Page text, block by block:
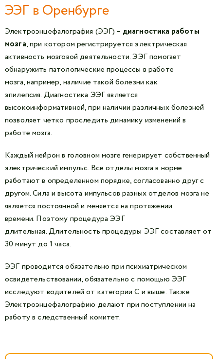
ЭЭГ в Оренбурге
Электроэнцефалография (ЭЭГ) – диагностика работы
мозга, при котором регистрируется электрическая
активность мозговой деятельности. ЭЭГ помогает
обнаружить патологические процессы в работе
мозга, например, наличие такой болезни как
эпилепсия. Диагностика ЭЭГ является
высокоинформативной, при наличии различных болезней
позволяет четко проследить динамику изменений в
работе мозга.
Каждый нейрон в головном мозге генерирует собственный
электрический импульс. Все отделы мозга в норме
работают в определенном порядке, согласованно друг с
другом. Сила и высота импульсов разных отделов мозга не
является постоянной и меняется на протяжении
времени. Поэтому процедура ЭЭГ
длительная. Длительность процедуры ЭЭГ составляет от
30 минут до 1 часа.
ЭЭГ проводится обязательно при психиатрическом
освидетельствовании, обязательно с помощью ЭЭГ
исследуют водителей от категории С и выше. Также
Электроэнцефалографию делают при поступлении на
работу в следственный комитет.